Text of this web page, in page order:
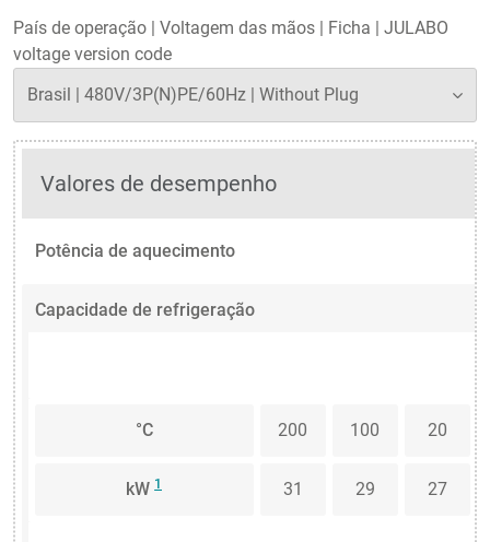
País de operação | Voltagem das mãos | Ficha | JULABO
voltage version code
Valores de desempenho
Potência de aquecimento
Capacidade de refrigeração
°C 200 100 20
kW1 31 29 27